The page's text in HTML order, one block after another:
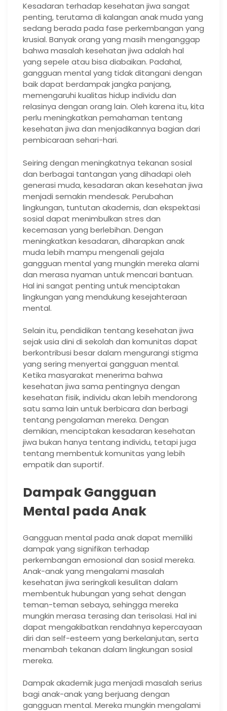
Kesadaran terhadap kesehatan jiwa sangat
penting, terutama di kalangan anak muda yang
sedang berada pada fase perkembangan yang
krusial. Banyak orang yang masih menganggap
bahwa masalah kesehatan jiwa adalah hal
yang sepele atau bisa diabaikan. Padahal,
gangguan mental yang tidak ditangani dengan
baik dapat berdampak jangka panjang,
memengaruhi kualitas hidup individu dan
relasinya dengan orang lain. Oleh karena itu, kita
perlu meningkatkan pemahaman tentang
kesehatan jiwa dan menjadikannya bagian dari
pembicaraan sehari-hari.
Seiring dengan meningkatnya tekanan sosial
dan berbagai tantangan yang dihadapi oleh
generasi muda, kesadaran akan kesehatan jiwa
menjadi semakin mendesak. Perubahan
lingkungan, tuntutan akademis, dan ekspektasi
sosial dapat menimbulkan stres dan
kecemasan yang berlebihan. Dengan
meningkatkan kesadaran, diharapkan anak
muda lebih mampu mengenali gejala
gangguan mental yang mungkin mereka alami
dan merasa nyaman untuk mencari bantuan.
Hal ini sangat penting untuk menciptakan
lingkungan yang mendukung kesejahteraan
mental.
Selain itu, pendidikan tentang kesehatan jiwa
sejak usia dini di sekolah dan komunitas dapat
berkontribusi besar dalam mengurangi stigma
yang sering menyertai gangguan mental.
Ketika masyarakat menerima bahwa
kesehatan jiwa sama pentingnya dengan
kesehatan fisik, individu akan lebih mendorong
satu sama lain untuk berbicara dan berbagi
tentang pengalaman mereka. Dengan
demikian, menciptakan kesadaran kesehatan
jiwa bukan hanya tentang individu, tetapi juga
tentang membentuk komunitas yang lebih
empatik dan suportif.
Dampak Gangguan
Mental pada Anak
Gangguan mental pada anak dapat memiliki
dampak yang signifikan terhadap
perkembangan emosional dan sosial mereka.
Anak-anak yang mengalami masalah
kesehatan jiwa seringkali kesulitan dalam
membentuk hubungan yang sehat dengan
teman-teman sebaya, sehingga mereka
mungkin merasa terasing dan terisolasi. Hal ini
dapat mengakibatkan rendahnya kepercayaan
diri dan self-esteem yang berkelanjutan, serta
menambah tekanan dalam lingkungan sosial
mereka.
Dampak akademik juga menjadi masalah serius
bagi anak-anak yang berjuang dengan
gangguan mental. Mereka mungkin mengalami